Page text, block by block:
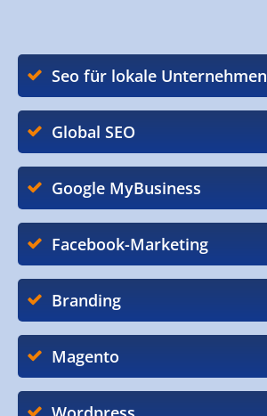
Seo für lokale Unternehmen
Global SEO
Google MyBusiness
Facebook-Marketing
Branding
Magento